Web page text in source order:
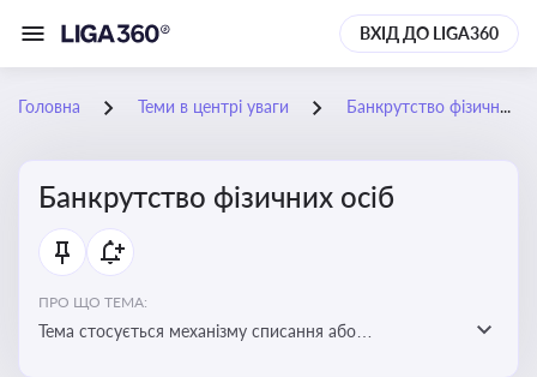
ВХІД ДО LIGA360
Головна Теми в центрі уваги Банкрутство фізичних осіб
Банкрутство фізичних осіб
ПРО ЩО ТЕМА:
Тема стосується механізму списання або